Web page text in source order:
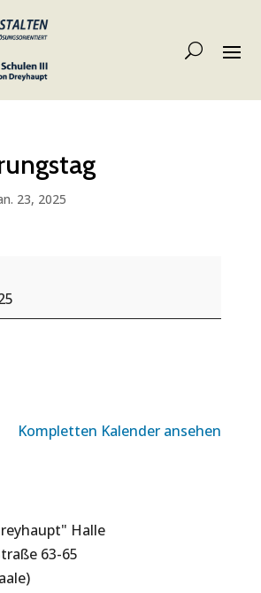
23, 2025
Kompletten Kalender ansehen
Halle
63-65